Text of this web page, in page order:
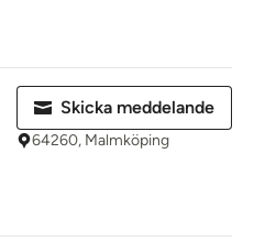
Skicka meddelande
64260, Malmköping